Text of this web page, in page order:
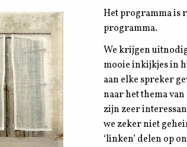
Het programma is
programma.
We krijgen
mooie inkijkjes in
aan elke spreker
naar het thema
zijn zeer
we zeker niet
‘linken’ delen op